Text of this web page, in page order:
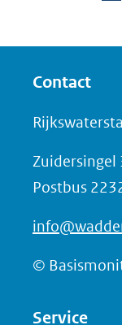
n
85c8c861-
4042-
97e7-
e
n
p
F
c
e
Contact
Zuidersingel
Postbus
©
Service